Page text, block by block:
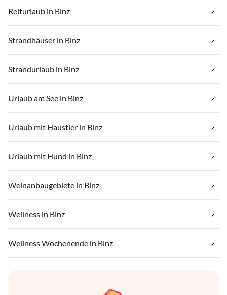
Reiturlaub in Binz
Strandhäuser in Binz
Strandurlaub in Binz
Urlaub am See in Binz
Urlaub mit Haustier in Binz
Urlaub mit Hund in Binz
Weinanbaugebiete in Binz
Wellness in Binz
Wellness Wochenende in Binz